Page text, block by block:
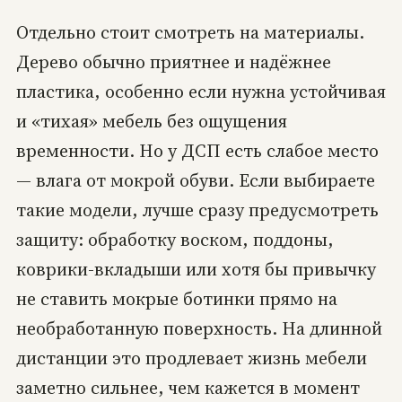
Отдельно стоит смотреть на материалы.
Дерево обычно приятнее и надёжнее
пластика, особенно если нужна устойчивая
и «тихая» мебель без ощущения
временности. Но у ДСП есть слабое место
— влага от мокрой обуви. Если выбираете
такие модели, лучше сразу предусмотреть
защиту: обработку воском, поддоны,
коврики-вкладыши или хотя бы привычку
не ставить мокрые ботинки прямо на
необработанную поверхность. На длинной
дистанции это продлевает жизнь мебели
заметно сильнее, чем кажется в момент